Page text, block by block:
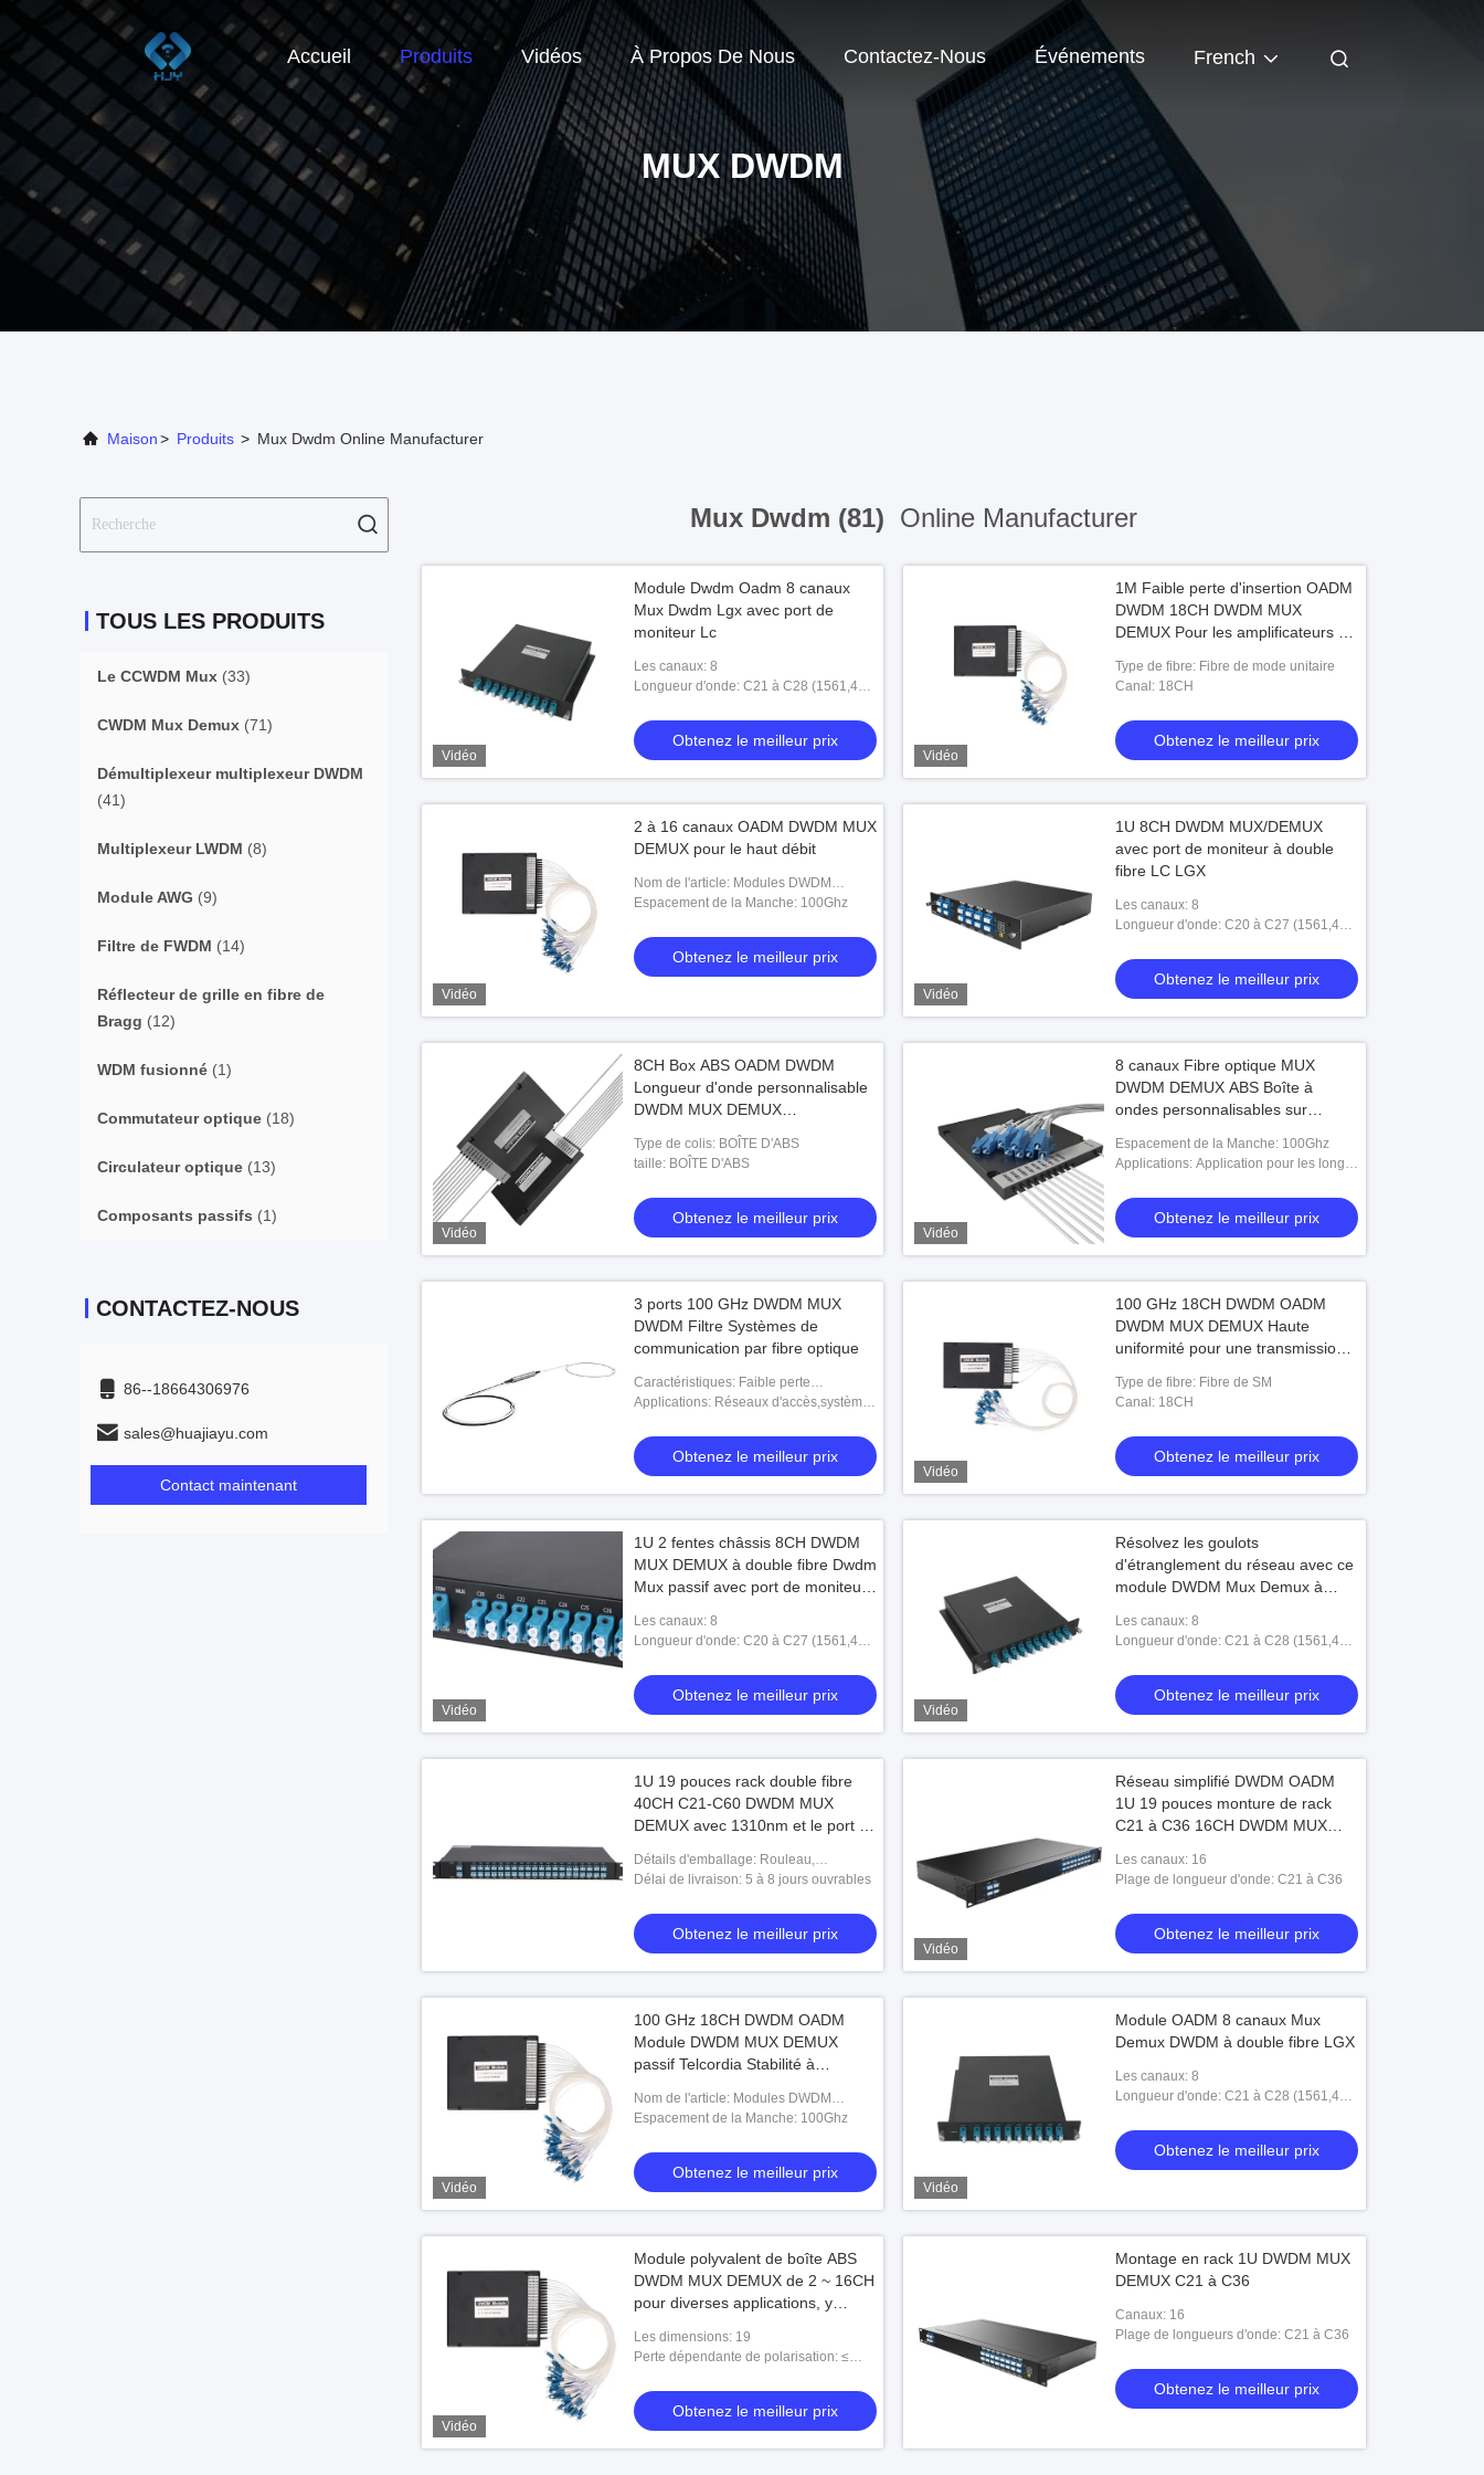
Accueil Produits Vidéos À Propos De Nous Contactez-Nous Événements French
MUX DWDM
Maison> Produits > Mux Dwdm Online Manufacturer
TOUS LES PRODUITS
Le CCWDM Mux (33)
CWDM Mux Demux (71)
Démultiplexeur multiplexeur DWDM
(41)
Multiplexeur LWDM (8)
Module AWG (9)
Filtre de FWDM (14)
Réflecteur de grille en fibre de
Bragg (12)
WDM fusionné (1)
Commutateur optique (18)
Circulateur optique (13)
Composants passifs (1)
CONTACTEZ-NOUS
86--18664306976
sales@huajiayu.com
Contact maintenant
Mux Dwdm (81) Online Manufacturer
Vidéo
Module Dwdm Oadm 8 canaux
Mux Dwdm Lgx avec port de
moniteur Lc
Les canaux: 8
Longueur d'onde: C21 à C28 (1561,42
Obtenez le meilleur prix
Vidéo
1M Faible perte d'insertion OADM
DWDM 18CH DWDM MUX
DEMUX Pour les amplificateurs à
Type de fibre: Fibre de mode unitaire
Canal: 18CH
Obtenez le meilleur prix
Vidéo
2 à 16 canaux OADM DWDM MUX
DEMUX pour le haut débit
Nom de l'article: Modules DWDM
multicanal multiplexeur/démultiplexeur
Espacement de la Manche: 100Ghz
Obtenez le meilleur prix
Vidéo
1U 8CH DWDM MUX/DEMUX
avec port de moniteur à double
fibre LC LGX
Les canaux: 8
Longueur d'onde: C20 à C27 (1561,42
Obtenez le meilleur prix
Vidéo
8CH Box ABS OADM DWDM
Longueur d'onde personnalisable
DWDM MUX DEMUX
Transmission de données
Type de colis: BOÎTE D'ABS
taille: BOÎTE D'ABS
Obtenez le meilleur prix
Vidéo
8 canaux Fibre optique MUX
DWDM DEMUX ABS Boîte à
ondes personnalisables sur
Espacement de la Manche: 100Ghz
Applications: Application pour les longs
Obtenez le meilleur prix
3 ports 100 GHz DWDM MUX
DWDM Filtre Systèmes de
communication par fibre optique
Caractéristiques: Faible perte
d'insertion, Isolement du canal élevé,
polarisation, Fiab
Applications: Réseaux d'accès,systèmes
distance,réseaux d'entreprise
Obtenez le meilleur prix
Vidéo
100 GHz 18CH DWDM OADM
DWDM MUX DEMUX Haute
uniformité pour une transmission
applications à longue distance
Type de fibre: Fibre de SM
Canal: 18CH
Obtenez le meilleur prix
Vidéo
1U 2 fentes châssis 8CH DWDM
MUX DEMUX à double fibre Dwdm
Mux passif avec port de moniteur
Les canaux: 8
Longueur d'onde: C20 à C27 (1561,42
Obtenez le meilleur prix
Vidéo
Résolvez les goulots
d'étranglement du réseau avec ce
module DWDM Mux Demux à
8 canaux
Les canaux: 8
Longueur d'onde: C21 à C28 (1561,42
Obtenez le meilleur prix
1U 19 pouces rack double fibre
40CH C21-C60 DWDM MUX
DEMUX avec 1310nm et le port de
Détails d'emballage: Rouleau,
emballage neutre ou avec le logo OEM
Délai de livraison: 5 à 8 jours ouvrables
Obtenez le meilleur prix
Vidéo
Réseau simplifié DWDM OADM
1U 19 pouces monture de rack
C21 à C36 16CH DWDM MUX
Les canaux: 16
Plage de longueur d'onde: C21 à C36
Obtenez le meilleur prix
Vidéo
100 GHz 18CH DWDM OADM
Module DWDM MUX DEMUX
passif Telcordia Stabilité à
Nom de l'article: Modules DWDM
multicanal multiplexeur/démultiplexeur
Espacement de la Manche: 100Ghz
Obtenez le meilleur prix
Vidéo
Module OADM 8 canaux Mux
Demux DWDM à double fibre LGX
Les canaux: 8
Longueur d'onde: C21 à C28 (1561,42
Obtenez le meilleur prix
Vidéo
Module polyvalent de boîte ABS
DWDM MUX DEMUX de 2 ~ 16CH
pour diverses applications, y
les réseaux PON
Les dimensions: 19
Perte dépendante de polarisation: ≤
Obtenez le meilleur prix
Montage en rack 1U DWDM MUX
DEMUX C21 à C36
Canaux: 16
Plage de longueurs d'onde: C21 à C36
Obtenez le meilleur prix